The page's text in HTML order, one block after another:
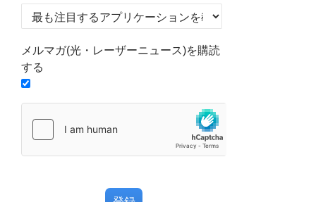
メルマガ(光・レーザーニュース)を購読
する